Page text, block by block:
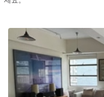
Photo
Shooting
Conference